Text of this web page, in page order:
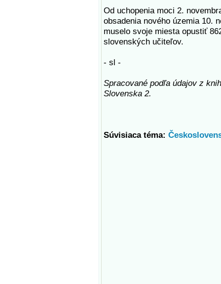
Od uchopenia moci 2.
obsadenia nového územia 10.
muselo svoje miesta opustiť
slovenských učiteľov.
- sl -
Spracované podľa údajov z
Slovenska 2.
Súvisiaca téma: